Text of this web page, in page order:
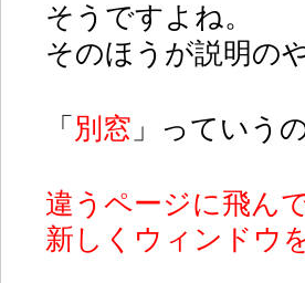
そうですよね。
そのほうが説明の
「 別窓 」っていう
違うページに飛ん
新しくウィンドウ